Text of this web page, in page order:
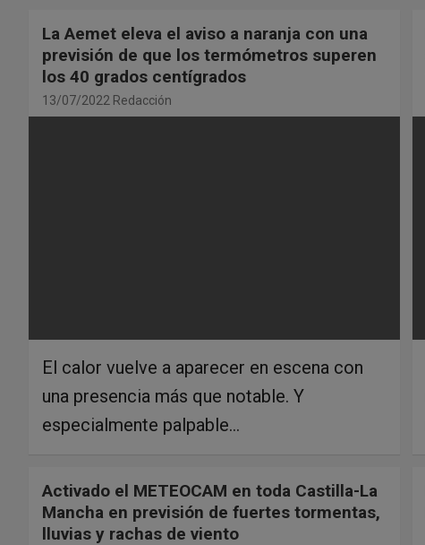
La Aemet eleva el aviso a naranja con una
previsión de que los termómetros superen
los 40 grados centígrados
13/07/2022 Redacción
El calor vuelve a aparecer en escena con
una presencia más que notable. Y
especialmente palpable…
Activado el METEOCAM en toda Castilla-La
Mancha en previsión de fuertes tormentas,
lluvias y rachas de viento